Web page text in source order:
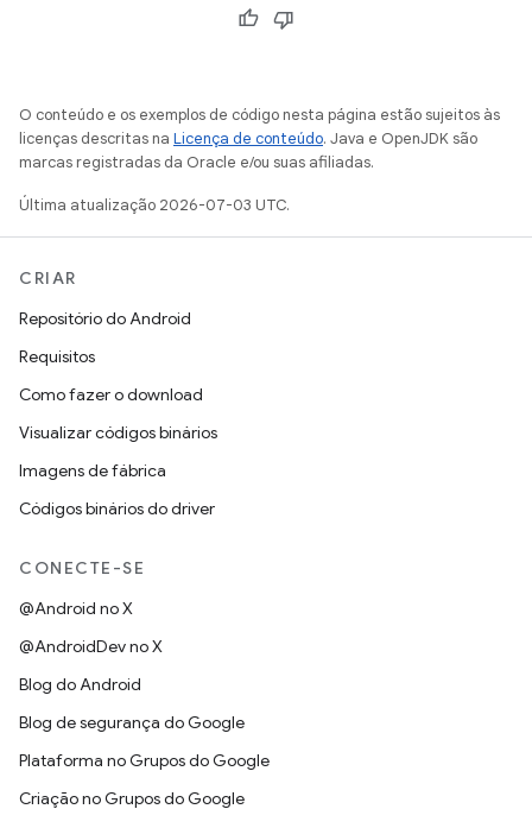
O conteúdo e os exemplos de código nesta página estão sujeitos às
licenças descritas na Licença de conteúdo. Java e OpenJDK são
marcas registradas da Oracle e/ou suas afiliadas.
Última atualização 2026-07-03 UTC.
CRIAR
Repositório do Android
Requisitos
Como fazer o download
Visualizar códigos binários
Imagens de fábrica
Códigos binários do driver
CONECTE-SE
@Android no X
@AndroidDev no X
Blog do Android
Blog de segurança do Google
Plataforma no Grupos do Google
Criação no Grupos do Google